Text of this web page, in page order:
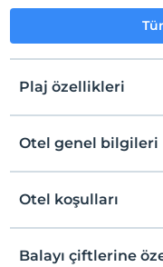
Plaj özellikleri
Plaja
İskele
Otel genel bilgileri
Otel koşulları
Check/in
En erken saat 14:00 ve
Balayı çiftlerine